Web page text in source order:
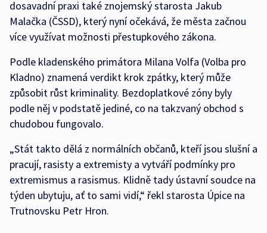
dosavadní praxi také znojemský starosta Jakub
Malačka (ČSSD), který nyní očekává, že města začnou
více využívat možnosti přestupkového zákona.
Podle kladenského primátora Milana Volfa (Volba pro
Kladno) znamená verdikt krok zpátky, který může
způsobit růst kriminality. Bezdoplatkové zóny byly
podle něj v podstatě jediné, co na takzvaný obchod s
chudobou fungovalo.
„Stát takto dělá z normálních občanů, kteří jsou slušní a
pracují, rasisty a extremisty a vytváří podmínky pro
extremismus a rasismus. Klidně tady ústavní soudce na
týden ubytuju, ať to sami vidí,“ řekl starosta Úpice na
Trutnovsku Petr Hron.